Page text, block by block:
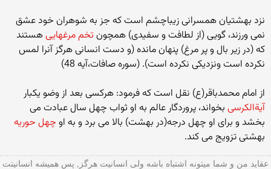
نزد بهشتیان همسرانی زیباچشم است که جز به شوهران خود عشق
نمی ورزند، گویی (از لطافت و سفیدی) همچون تخم مرغهاییهستند
که (در زیر بال و پر مرغ) پنهان مانده (و دست انسانی هرگز آنرا لمس
نکرده است ونزدیکی نکرده است). (سوره صافات،آیه 48)
از امام محمدباقر(ع) نقل است که فرمود: هرکسی بعد از وضو یکبار
آیةالکرسی بخواند، پروردگار عالم به او ثواب چهل سال عبادت می
بخشد و برای او چهل درجه(در بهشت) بالا می برد و به او چهل حوریه
بهشتی تزویج می کند.
عقاید من و شما میتونه اشتباه باشه ولی انسانیت هرگز, پس همیشه انسانیتت